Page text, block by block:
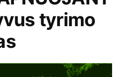
tyrimo